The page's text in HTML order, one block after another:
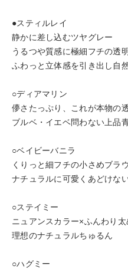
●スティルレイ
静かに差し込むツヤグレー
うるつや質感に極細フチの透
ふわっと立体感を引き出し自
○ディアマリン
儚さたっぷり、これが本物の透
ブルベ・イエベ問わない上品
○ベイビーバニラ
くりっと細フチの小さめブラ
ナチュラルに可愛くあどけな
○ステイミー
ニュアンスカラー×ふんわり太
理想のナチュラルちゅるん
○ハグミー